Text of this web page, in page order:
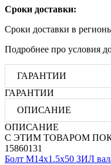
Сроки доставки:
Сроки доставки в
Подробнее про условия
ГАРАНТИИ
ГАРАНТИИ
ОПИСАНИЕ
ОПИСАНИЕ
С ЭТИМ ТОВАРОМ
15860131
Болт М14х1.5х50 ЗИЛ